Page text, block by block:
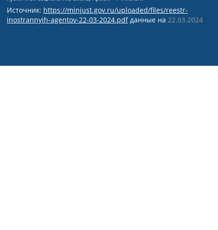
Источник: https://minjust.gov.ru/uploaded/files/reestr-
inostrannyih-agentov-22-03-2024.pdfданные на 22.03.2024